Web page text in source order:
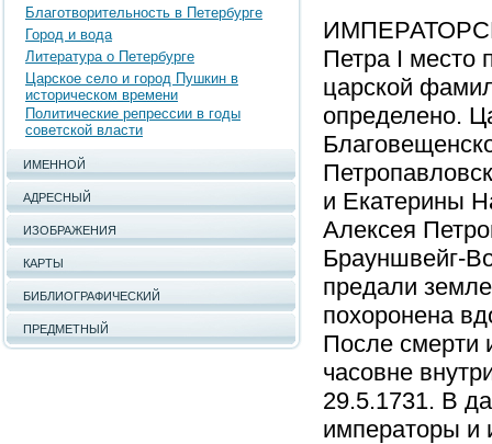
Благотворительность в Петербурге
Город и вода
Литература о Петербурге
Царское село и город Пушкин в
историческом времени
Политические репрессии в годы
советской власти
ИМЕННОЙ
АДРЕСНЫЙ
ИЗОБРАЖЕНИЯ
КАРТЫ
БИБЛИОГРАФИЧЕСКИЙ
ПРЕДМЕТНЫЙ
Петра I место
царской
определено.
и Екатерины
Алексея
Брауншвейг-
предали
похоронена
После смерти
часовне
29.5.1731. В
императоры и